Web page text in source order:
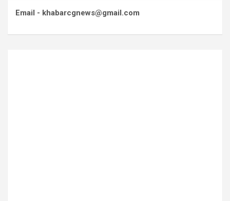
Email - khabarcgnews@gmail.com